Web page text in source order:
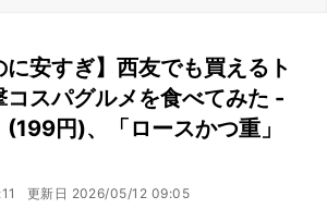
に安すぎ】西友でも買えるト
コスパグルメを食べてみた -
(199円)、「ロースかつ重」
更新日 2026/05/12 09:05